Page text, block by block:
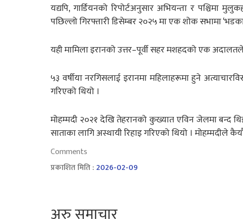
यद्यपि, गार्डियनको रिपोर्टअनुसार अभियन्ता र
पछिल्लो गिरफ्तारी डिसेम्बर २०२५ मा एक शोक सभामा
यही मामिला इरानको उत्तर–पूर्वी सहर मशहदको एक
५३ वर्षीया नरगिसलाई इरानमा महिलाहरूमा हुने
गरिएको थियो ।
मोहम्मदी २०२१ देखि तेहरानको कुख्यात एविन जेलमा बन्द
साताका लागि अस्थायी रिहाइ गरिएको थियो । मोहम्मदीले
Comments
प्रकाशित मिति :2026-02-09